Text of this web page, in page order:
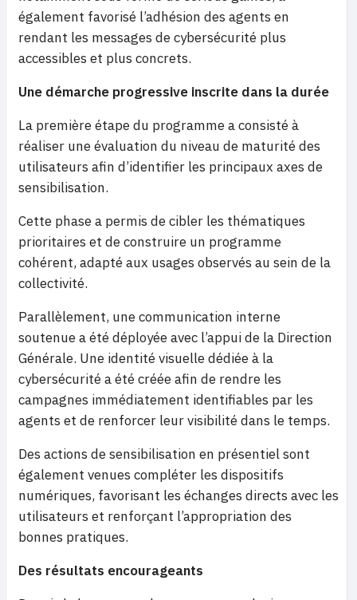
également favorisé l’adhésion des agents en
rendant les messages de cybersécurité plus
accessibles et plus concrets.
Une démarche progressive inscrite dans la durée
La première étape du programme a consisté à
réaliser une évaluation du niveau de maturité des
utilisateurs afin d’identifier les principaux axes de
sensibilisation.
Cette phase a permis de cibler les thématiques
prioritaires et de construire un programme
cohérent, adapté aux usages observés au sein de la
collectivité.
Parallèlement, une communication interne
soutenue a été déployée avec l’appui de la Direction
Générale. Une identité visuelle dédiée à la
cybersécurité a été créée afin de rendre les
campagnes immédiatement identifiables par les
agents et de renforcer leur visibilité dans le temps.
Des actions de sensibilisation en présentiel sont
également venues compléter les dispositifs
numériques, favorisant les échanges directs avec les
utilisateurs et renforçant l’appropriation des
bonnes pratiques.
Des résultats encourageants